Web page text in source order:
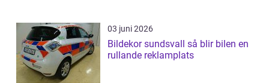
03 juni 2026
Bildekor sundsvall så blir bilen en
rullande reklamplats